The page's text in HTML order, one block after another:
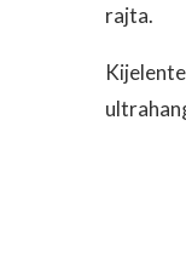
rajta.